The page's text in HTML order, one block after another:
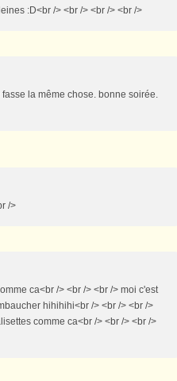
:D<br /> <br /> <br /> <br />
la même chose. bonne soirée.
/>
ca<br /> <br /> <br /> moi c'est
hihihihi<br /> <br /> <br />
comme ca<br /> <br /> <br />